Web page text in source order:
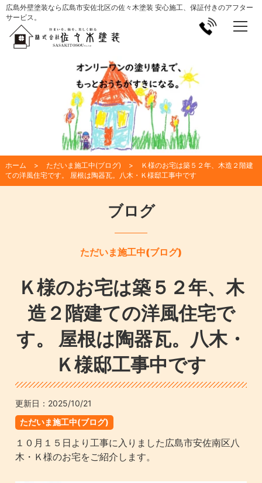
広島外壁塗装なら広島市安佐北区の佐々木塗装 安心施工、保証付きのアフター
サービス。
ホーム ただいま施工中(ブログ)
Ｋ様のお宅は築５２年、木造２階建
ての洋風住宅です。 屋根は陶器瓦。八木・Ｋ様邸工事中です
ブログ
ただいま施工中(ブログ)
Ｋ様のお宅は築５２年、木
造２階建ての洋風住宅で
す。 屋根は陶器瓦。八木・
Ｋ様邸工事中です
更新日： 2025/10/21
ただいま施工中(ブログ)
１０月１５日より工事に入りました広島市安佐南区八
木・Ｋ様のお宅をご紹介します。